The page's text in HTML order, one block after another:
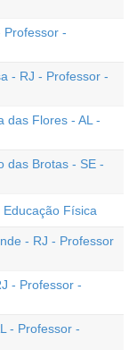
Professor -
- RJ - Professor -
das Flores - AL -
das Brotas - SE -
Física
- RJ - Professor
- Professor -
- Professor -